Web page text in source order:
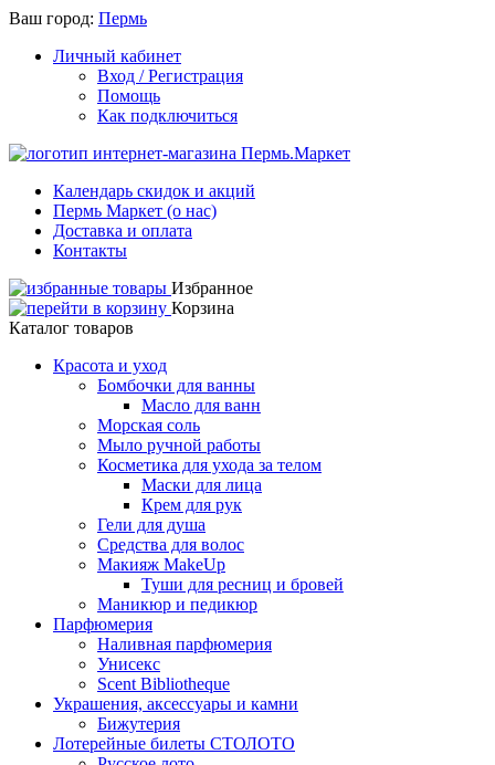
Ваш город: Пермь
Личный кабинет
Вход / Регистрация
Помощь
Как подключиться
Календарь скидок и акций
Пермь Маркет (о нас)
Доставка и оплата
Контакты
Избранное
Корзина
Каталог товаров
Красота и уход
Бомбочки для ванны
Масло для ванн
Морская соль
Мыло ручной работы
Косметика для ухода за телом
Маски для лица
Крем для рук
Гели для душа
Средства для волос
Макияж MakeUp
Туши для ресниц и бровей
Маникюр и педикюр
Парфюмерия
Наливная парфюмерия
Унисекс
Scent Bibliotheque
Украшения, аксессуары и камни
Бижутерия
Лотерейные билеты СТОЛОТО